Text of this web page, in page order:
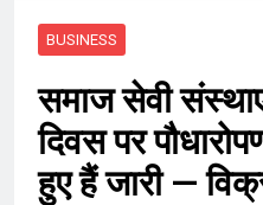
BUSINESS
समाज सेवी संस्थाएं
दिवस पर
हुए हैं जारी —